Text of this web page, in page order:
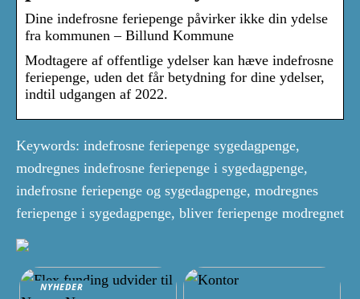
Dine indefrosne feriepenge påvirker ikke din ydelse
fra kommunen – Billund Kommune
Modtagere af offentlige ydelser kan hæve indefrosne
feriepenge, uden det får betydning for dine ydelser,
indtil udgangen af 2022.
Keywords: indefrosne feriepenge sygedagpenge,
modregnes indefrosne feriepenge i sygedagpenge,
indefrosne feriepenge og sygedagpenge, modregnes
feriepenge i sygedagpenge, bliver feriepenge modregnet
NYHEDER